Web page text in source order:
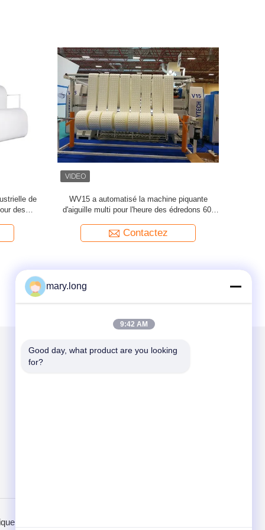
de
des
WV15 a automatisé la machine piquante
d'aiguille multi pour l'heure des édredons 60-
Contactez
Mail nous
de confidentialité
mary.long
9:42 AM
Good day, what product are you looking
for?